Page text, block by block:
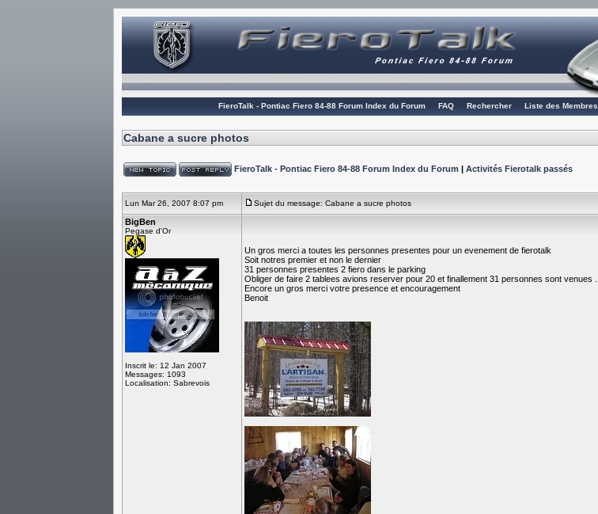
FieroTalk - Pontiac Fiero 84-88 Forum Index du Forum FAQ Rechercher Liste des Membres
Cabane a sucre photos
FieroTalk - Pontiac Fiero 84-88 Forum Index du Forum | Activités Fierotalk passés
Lun Mar 26, 2007 8:07 pm Sujet du message: Cabane a sucre photos
BigBen
Pegase d'Or
Inscrit le: 12 Jan 2007
Messages: 1093
Localisation: Sabrevois
Un gros merci a toutes les personnes presentes pour un evenement de fierotalk
Soit notres premier et non le dernier
31 personnes presentes 2 fiero dans le parking
Obliger de faire 2 tablees avions reserver pour 20 et finallement 31 personnes sont venues .
Encore un gros merci votre presence et encouragement
Benoit